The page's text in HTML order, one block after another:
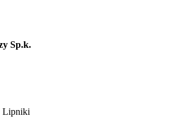
Sp.k.
Lipniki